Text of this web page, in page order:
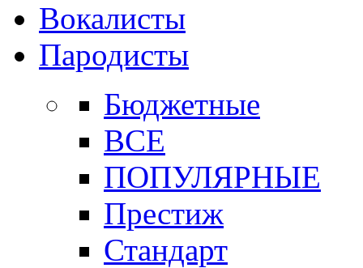
Вокалисты
Пародисты
Бюджетные
ВСЕ
ПОПУЛЯРНЫЕ
Престиж
Стандарт